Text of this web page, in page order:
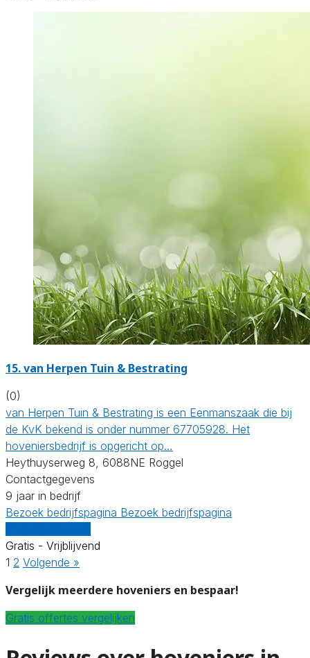
15.van Herpen Tuin & Bestrating
(0)
van Herpen Tuin & Bestrating is een Eenmanszaak die bij
de KvK bekend is onder nummer 67705928. Het
hoveniersbedrijf is opgericht op…
Heythuyserweg 8, 6088NE Roggel
Contactgegevens
9 jaar in bedrijf
Bezoek bedrijfspagina Bezoek bedrijfspagina
Gratis - Vrijblijvend
1 2 Volgende »
Vergelijk meerdere hoveniers en bespaar!
Gratis offertes vergelijken